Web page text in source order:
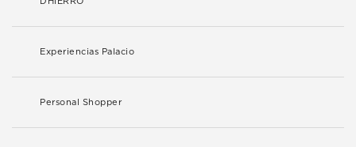
Experiencias Palacio
Personal Shopper